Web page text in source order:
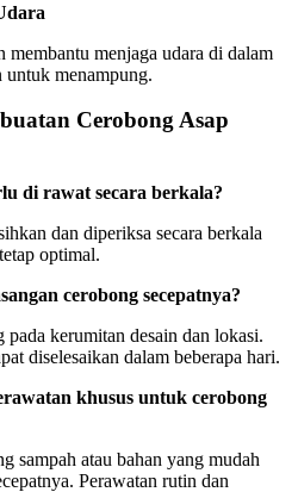
membantu menjaga udara di dalam
untuk menampung.
Cerobong Asap
di rawat secara berkala?
dan diperiksa secara berkala
optimal.
cerobong secepatnya?
pada kerumitan desain dan lokasi.
diselesaikan dalam beberapa hari.
khusus untuk cerobong
sampah atau bahan yang mudah
Perawatan rutin dan